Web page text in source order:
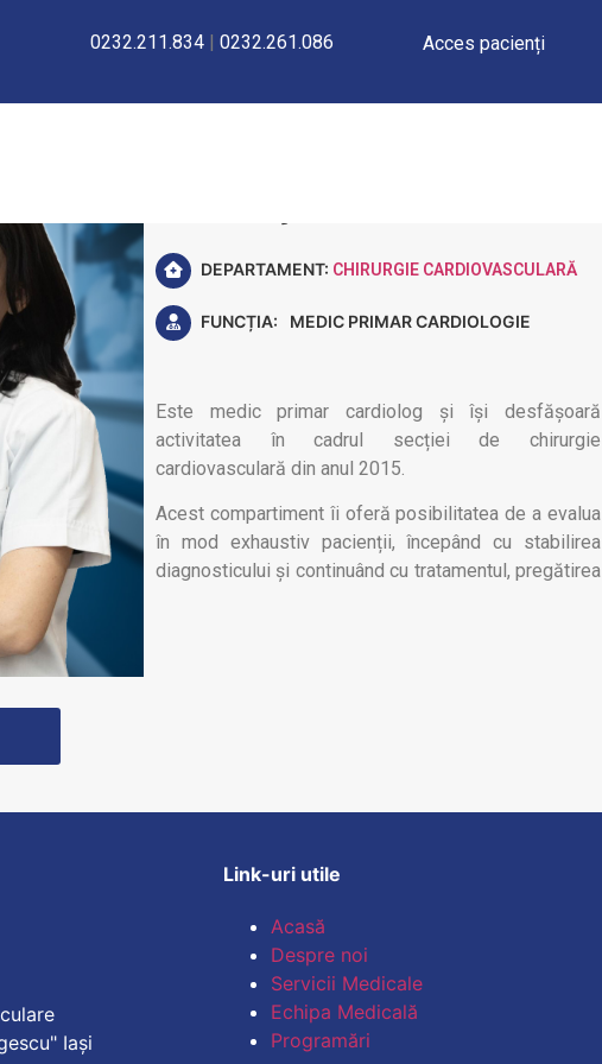
0232.211.834 | 0232.261.086 Acces pacienți
DEPARTAMENT: CHIRURGIE CARDIOVASCULARĂ
FUNCȚIA: MEDIC PRIMAR CARDIOLOGIE
Este medic primar cardiolog și își desfășoară
activitatea în cadrul secției de chirurgie
cardiovasculară din anul 2015.
Acest compartiment îi oferă posibilitatea de a evalua
în mod exhaustiv pacienții, începând cu stabilirea
diagnosticului și continuând cu tratamentul, pregătirea
Iași
Link-uri utile
Acasă
Despre noi
Servicii Medicale
Echipa Medicală
Programări